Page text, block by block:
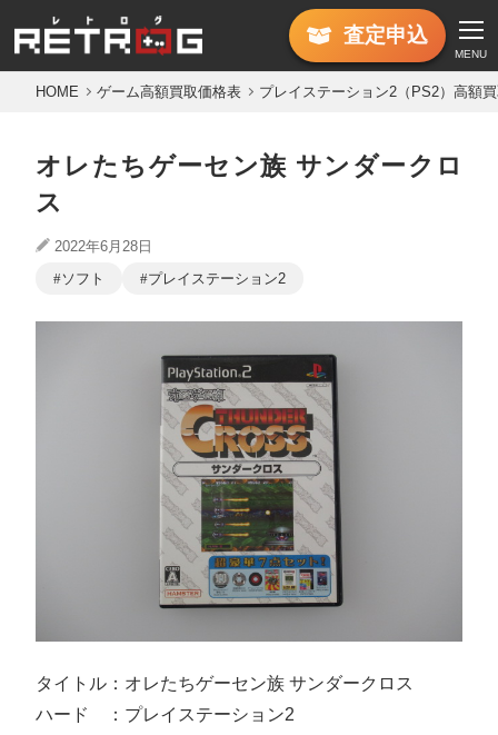
査定申込
MENU
HOME ゲーム高額買取価格表 プレイステーション2（PS2）高額
オレたちゲーセン族 サンダークロ
ス
2022年6月28日
ソフト
プレイステーション2
タイトル：オレたちゲーセン族 サンダークロス
ハード ：プレイステーション2